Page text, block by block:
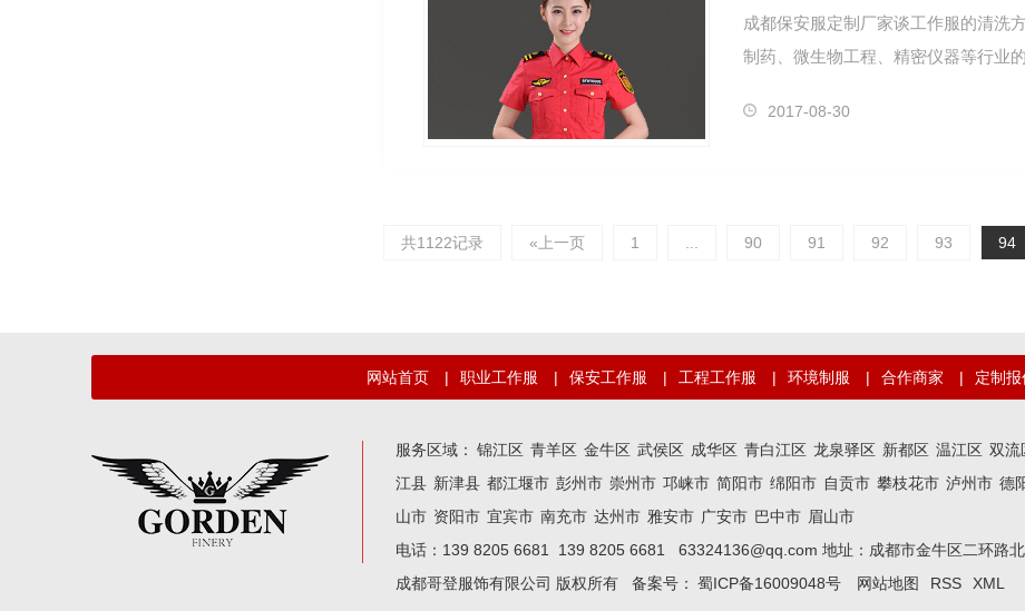
成都保安服定制厂家谈工作服的清洗
制药、微生物工程、精密仪器等行业
2017-08-30
共1122记录 «上一页 1 90 91 92 93 94
网站首页 | 职业工作服 | 保安工作服 | 工程工作服 | 环境制服 | 合作商家 | 定制报
服务区域： 锦江区 青羊区 金牛区 武侯区 成华区 青白江区 龙泉驿区 新都区 温江区 双流
江县 新津县 都江堰市 彭州市 崇州市 邛崃市 简阳市 绵阳市 自贡市 攀枝花市 泸州市 德
山市 资阳市 宜宾市 南充市 达州市 雅安市 广安市 巴中市 眉山市
电话：139 8205 6681 139 8205 6681 63324136@qq.com 地址：成都市金牛区二环路
成都哥登服饰有限公司 版权所有 备案号： 蜀ICP备16009048号 网站地图 RSS XML